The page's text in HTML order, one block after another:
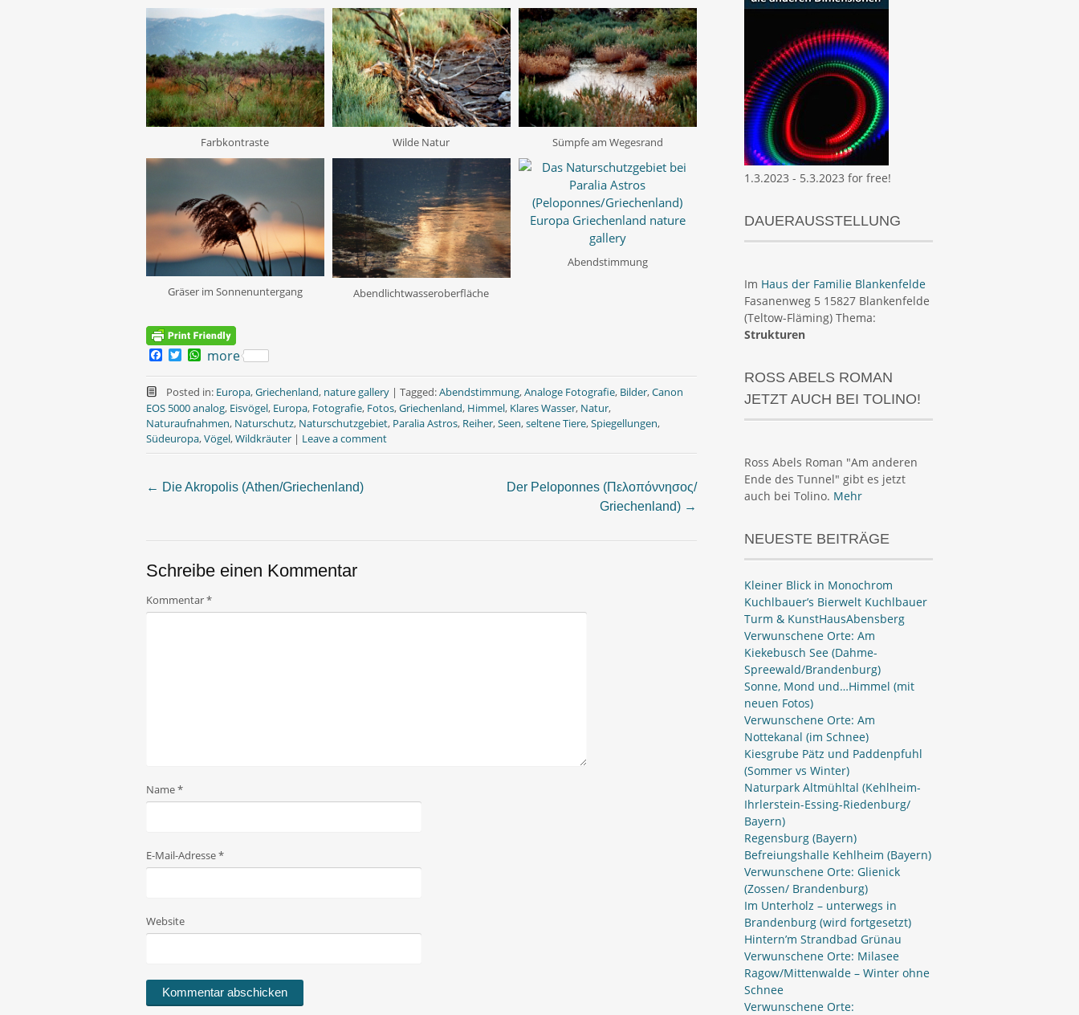
Farbkontraste Wilde Natur Sümpfe am Wegesrand
Gräser im Sonnenuntergang Abendlichtwasseroberfläche
Abendstimmung
c
e
b
o
o
k
T
i
t
t
e
r
W
a
t
s
A
p
p
more
Posted in: Europa,Griechenland, nature gallery | Tagged:Abendstimmung,Analoge Fotografie, Bilder,Canon
EOS 5000 analog, Eisvögel, Europa, Fotografie, Fotos,Griechenland, Himmel, Klares Wasser, Natur,
Naturaufnahmen, Naturschutz, Naturschutzgebiet, Paralia Astros, Reiher,Seen,seltene Tiere,Spiegellungen,
Südeuropa,Vögel,Wildkräuter | Leave a comment
Post
navigation
← Die Akropolis (Athen/Griechenland)
Der Peloponnes (Πελοπόννησος/
Griechenland) →
Schreibe einen Kommentar
Kommentar*
Name*
E-Mail-Adresse*
Website
1.3.2023 - 5.3.2023 for free!
DAUERAUSSTELLUNG
Im Haus der Familie Blankenfelde
Fasanenweg 5 15827 Blankenfelde
(Teltow-Fläming) Thema:
Strukturen
ROSS ABELS ROMAN
JETZT AUCH BEI TOLINO!
Ross Abels Roman "Am anderen
Ende des Tunnel" gibt es jetzt
auch bei Tolino. Mehr
NEUESTE BEITRÄGE
Kleiner Blick in Monochrom
Kuchlbauer’s Bierwelt Kuchlbauer
Turm & KunstHausAbensberg
Verwunschene Orte: Am
Kiekebusch See (Dahme-
Spreewald/Brandenburg)
Sonne, Mond und…Himmel (mit
neuen Fotos)
Verwunschene Orte: Am
Nottekanal (im Schnee)
Kiesgrube Pätz und Paddenpfuhl
(Sommer vs Winter)
Naturpark Altmühltal (Kehlheim-
Ihrlerstein-Essing-Riedenburg/
Bayern)
Regensburg (Bayern)
Befreiungshalle Kehlheim (Bayern)
Verwunschene Orte: Glienick
(Zossen/ Brandenburg)
Im Unterholz – unterwegs in
Brandenburg (wird fortgesetzt)
Hintern’m Strandbad Grünau
Verwunschene Orte: Milasee
Ragow/Mittenwalde – Winter ohne
Schnee
Verwunschene Orte: